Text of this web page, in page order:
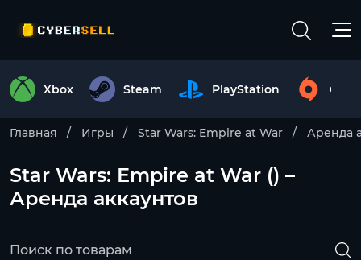
Xbox Steam PlayStation
Главная Игры Star Wars: Empire at War Аренда
Star Wars: Empire at War () –
Аренда аккаунтов